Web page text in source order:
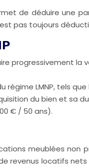
de déduire une
pas toujours
progressivement
régime LMNP, tels
du bien et
€ / 50 ans).
meublées
revenus locatifs